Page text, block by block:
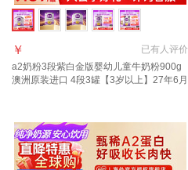
已有人评价
￥
a2奶粉3段紫白金版婴幼儿童牛奶粉900g
澳洲原装进口 4段3罐【3岁以上】27年6月